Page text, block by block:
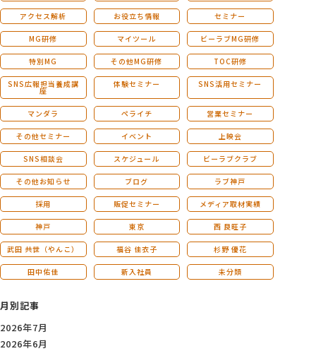
アクセス解析 お役立ち情報 セミナー
MG研修 マイツール ビーラブMG研修
特別MG その他MG研修 TOC研修
SNS広報担当養成講
座
体験セミナー SNS活用セミナー
マンダラ ペライチ 営業セミナー
その他セミナー イベント 上映会
SNS相談会 スケジュール ビーラブクラブ
その他お知らせ ブログ ラブ神戸
採用 販促セミナー メディア取材実績
神戸 東京 西 良旺子
武田 共世（やんこ） 福谷 佳衣子 杉野 優花
田中佑佳 新入社員 未分類
月別記事
2026年7月
2026年6月